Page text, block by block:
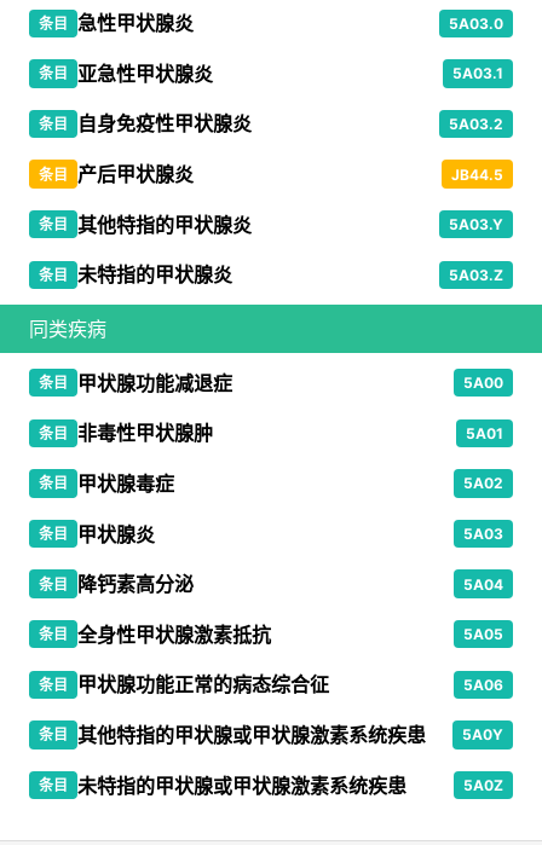
条目 急性甲状腺炎 5A03.0
条目 亚急性甲状腺炎 5A03.1
条目 自身免疫性甲状腺炎 5A03.2
条目 产后甲状腺炎 JB44.5
条目 其他特指的甲状腺炎 5A03.Y
条目 未特指的甲状腺炎 5A03.Z
同类疾病
条目 甲状腺功能减退症 5A00
条目 非毒性甲状腺肿 5A01
条目 甲状腺毒症 5A02
条目 甲状腺炎 5A03
条目 降钙素高分泌 5A04
条目 全身性甲状腺激素抵抗 5A05
条目 甲状腺功能正常的病态综合征 5A06
条目 其他特指的甲状腺或甲状腺激素系统疾患 5A0Y
条目 未特指的甲状腺或甲状腺激素系统疾患 5A0Z